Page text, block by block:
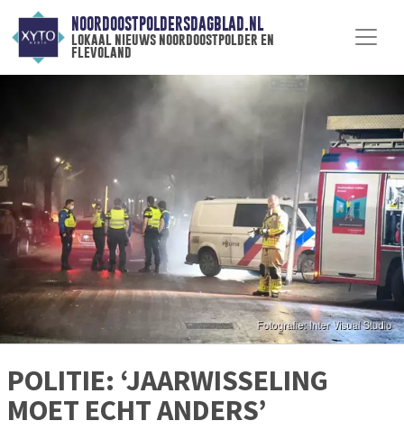
NOORDOOSTPOLDERSDAGBLAD.NL
lokaal nieuws noordoostpolder en
flevoland
POLITIE: ‘JAARWISSELING
MOET ECHT ANDERS’